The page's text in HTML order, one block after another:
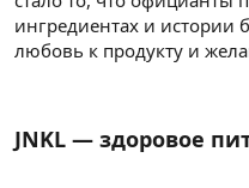
ингредиентах и истории
любовь к продукту и
JNKL — здоровое